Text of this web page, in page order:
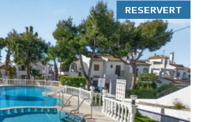
RESERVERT